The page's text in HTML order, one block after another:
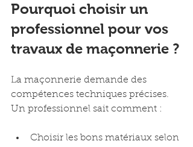
Pourquoi choisir un
professionnel pour vos
travaux de maçonnerie ?
La maçonnerie demande des
compétences techniques précises.
Un professionnel sait comment :
Choisir les bons matériaux selon